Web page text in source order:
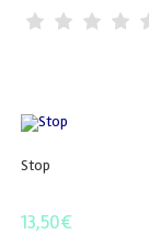
Stop
13,50€